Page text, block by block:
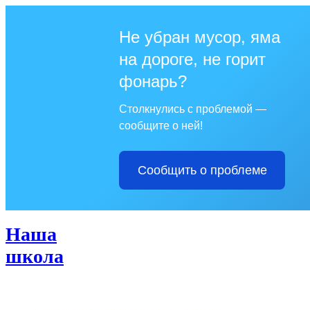
Не убран мусор, яма
на дороге, не горит
фонарь?
Столкнулись с проблемой —
сообщите о ней!
Сообщить о проблеме
Наша
школа